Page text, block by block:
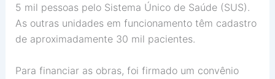
5 mil pessoas pelo Sistema Único de Saúde (SUS).
As outras unidades em funcionamento têm cadastro
de aproximadamente 30 mil pacientes.
Para financiar as obras, foi firmado um convênio